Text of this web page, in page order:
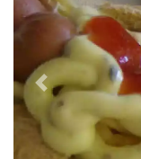
Anterior